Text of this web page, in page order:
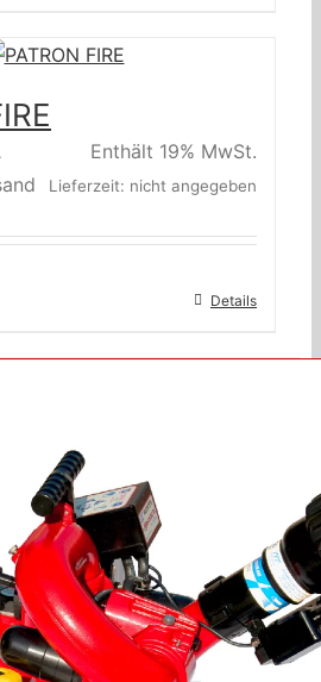
Enthält 19% MwSt.
Lieferzeit: nicht angegeben
Details